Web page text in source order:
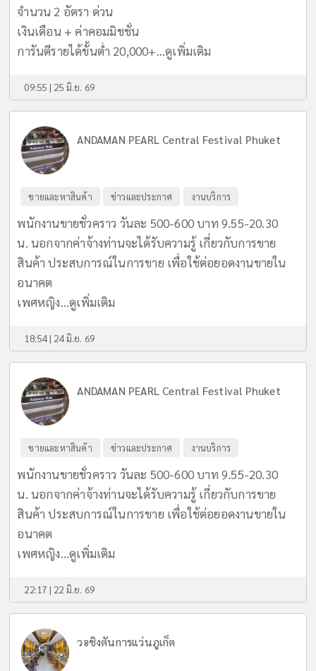
จำนวน 2 อัตรา ด่วน
เงินเดือน + ค่าคอมมิชชั่น
การันตีรายได้ขั้นต่ำ 20,000+...ดูเพิ่มเติม
09:55 | 25 มิ.ย. 69
ANDAMAN PEARL Central Festival Phuket
ขายและหาสินค้า ข่าวและประกาศ งานบริการ
พนักงานขายชั่วคราว วันละ 500-600 บาท 9.55-20.30
น. นอกจากค่าจ้างท่านจะได้รับความรู้ เกี่ยวกับการขาย
สินค้า ประสบการณ์ในการขาย เพื่อใช้ต่อยอดงานขายใน
อนาคต
เพศหญิง...ดูเพิ่มเติม
18:54 | 24 มิ.ย. 69
ANDAMAN PEARL Central Festival Phuket
ขายและหาสินค้า ข่าวและประกาศ งานบริการ
พนักงานขายชั่วคราว วันละ 500-600 บาท 9.55-20.30
น. นอกจากค่าจ้างท่านจะได้รับความรู้ เกี่ยวกับการขาย
สินค้า ประสบการณ์ในการขาย เพื่อใช้ต่อยอดงานขายใน
อนาคต
เพศหญิง...ดูเพิ่มเติม
22:17 | 22 มิ.ย. 69
วอชิงตันการแว่นภูเก็ต